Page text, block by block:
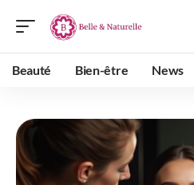
Beauté Bien-être News